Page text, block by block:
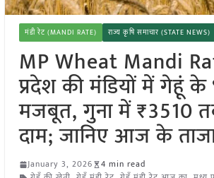
मंडी रेट (MANDI RATE) राज्य कृषि समाचार (STATE NEWS)
MP Wheat Mandi
प्रदेश की मंडियों में गेहूं के
मजबूत, गुना में ₹3510
दाम; जानिए आज के
January 3, 2026
4 min read